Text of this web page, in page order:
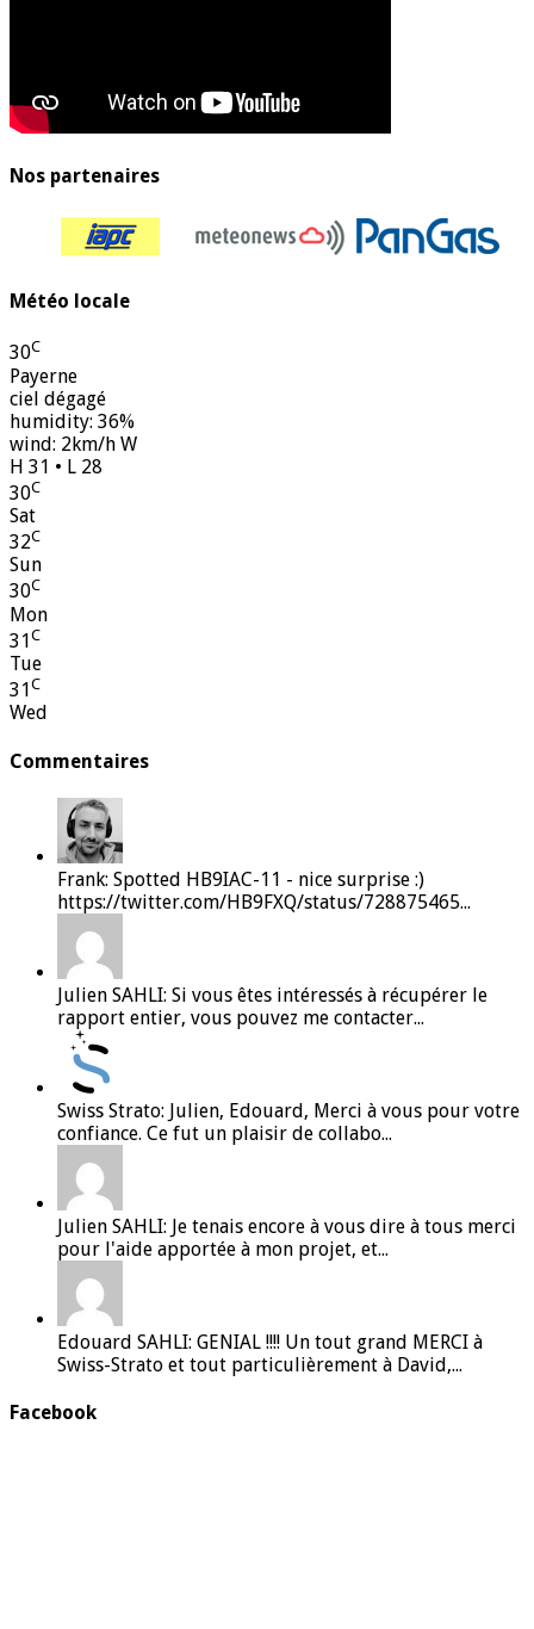
Nos partenaires
Météo locale
30C
Payerne
ciel dégagé
humidity: 36%
wind: 2km/h W
H 31 • L 28
30C
Sat
32C
Sun
30C
Mon
31C
Tue
31 C
Wed
Commentaires
Frank: Spotted HB9IAC-11 - nice surprise :)
https://twitter.com/HB9FXQ/status/728875465...
Julien SAHLI: Si vous êtes intéressés à récupérer le
rapport entier, vous pouvez me contacter...
Swiss Strato: Julien, Edouard, Merci à vous pour votre
confiance. Ce fut un plaisir de collabo...
Julien SAHLI: Je tenais encore à vous dire à tous merci
pour l'aide apportée à mon projet, et...
Edouard SAHLI: GENIAL !!!! Un tout grand MERCI à
Swiss-Strato et tout particulièrement à David,...
Facebook